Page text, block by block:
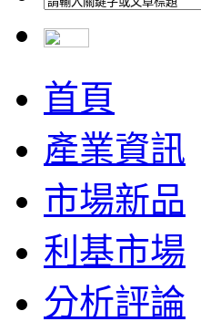
首頁
產業資訊
市場新品
利基市場
分析評論